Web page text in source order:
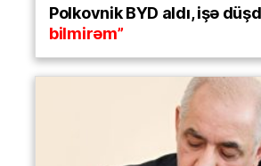
Polkovnik BYD aldı, işə
bilmirəm”